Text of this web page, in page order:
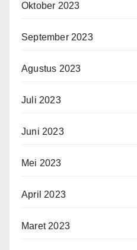
Oktober 2023
September 2023
Agustus 2023
Juli 2023
Juni 2023
Mei 2023
April 2023
Maret 2023